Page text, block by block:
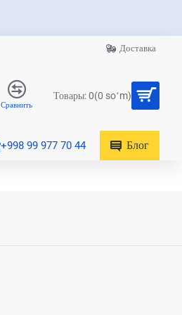
Доставка
Сравнить
Товары: 0(0 soʻm)
+998 99 977 70 44 Блог